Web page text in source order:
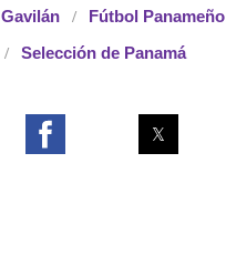
Gavilán Fútbol Panameño
Selección de Panamá